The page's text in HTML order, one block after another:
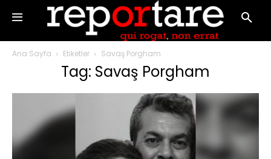
Ana Sayfa Etiketler Savaş Porgham
Tag: Savaş Porgham